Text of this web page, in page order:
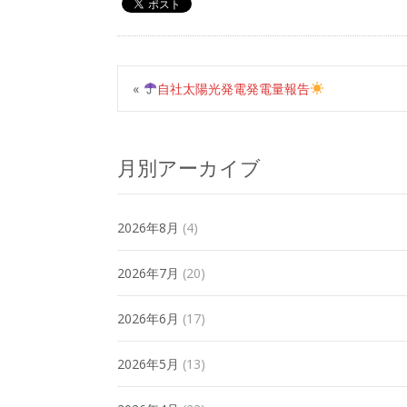
« 自社太陽光発電発電量報告
月別アーカイブ
2026年8月 (4)
2026年7月 (20)
2026年6月 (17)
2026年5月 (13)